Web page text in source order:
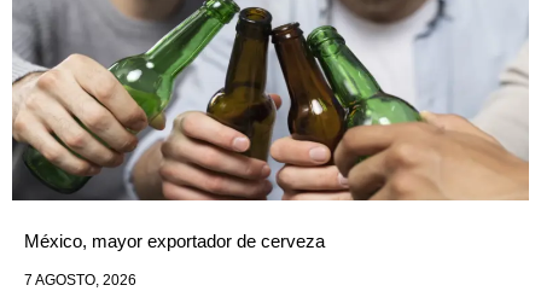
México, mayor exportador de cerveza
7 AGOSTO, 2026